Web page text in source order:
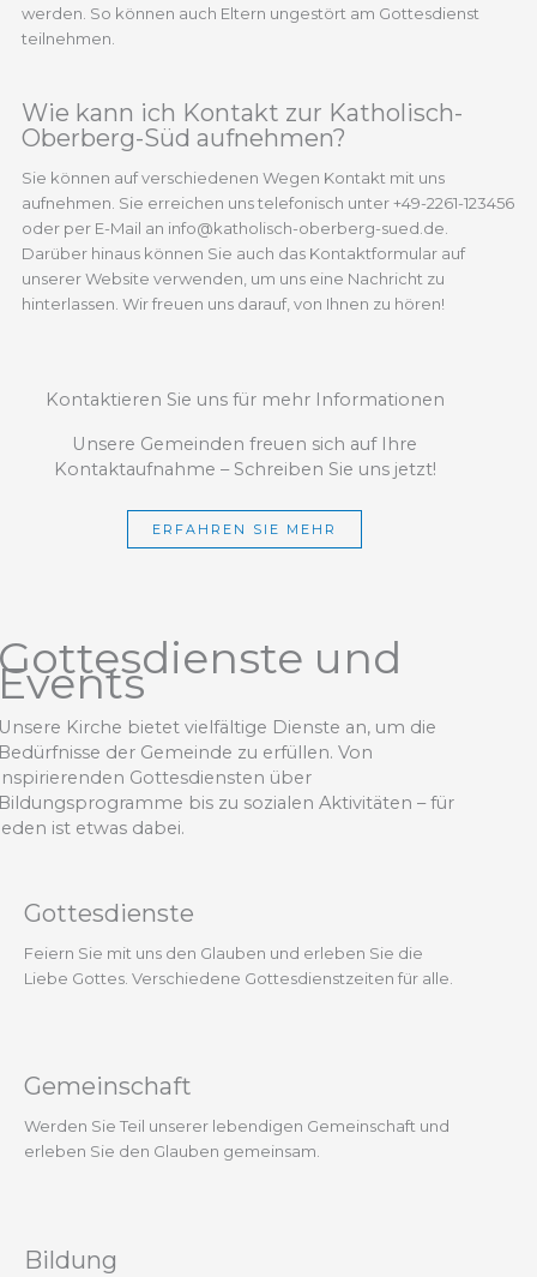
werden. So können auch Eltern ungestört am Gottesdienst
teilnehmen.
Wie kann ich Kontakt zur Katholisch-
Oberberg-Süd aufnehmen?
Sie können auf verschiedenen Wegen Kontakt mit uns
aufnehmen. Sie erreichen uns telefonisch unter +49-2261-123456
oder per E-Mail an info@katholisch-oberberg-sued.de.
Darüber hinaus können Sie auch das Kontaktformular auf
unserer Website verwenden, um uns eine Nachricht zu
hinterlassen. Wir freuen uns darauf, von Ihnen zu hören!
Kontaktieren Sie uns für mehr Informationen
Unsere Gemeinden freuen sich auf Ihre
Kontaktaufnahme – Schreiben Sie uns jetzt!
ERFAHREN SIE MEHR
und
Kirche bietet vielfältige Dienste an, um die
der Gemeinde zu erfüllen. Von
Gottesdiensten über
bis zu sozialen Aktivitäten – für
ist etwas dabei.
Gottesdienste
Feiern Sie mit uns den Glauben und erleben Sie die
Liebe Gottes. Verschiedene Gottesdienstzeiten für alle.
Gemeinschaft
Werden Sie Teil unserer lebendigen Gemeinschaft und
erleben Sie den Glauben gemeinsam.
Bildung